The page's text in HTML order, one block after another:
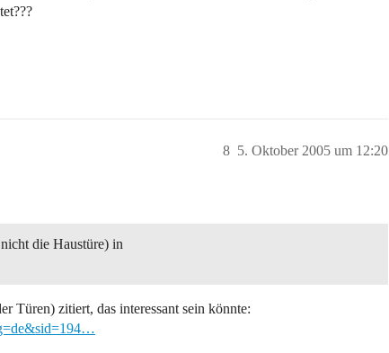
5. Oktober 2005 um 12:20
8
die Haustüre) in
Türen) zitiert, das interessant sein könnte: